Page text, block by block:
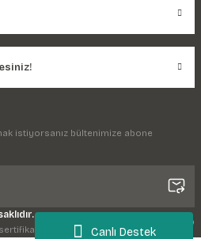
Canlı Destek
istiyorsanız bültenimize abone
ile korunmaktadır.